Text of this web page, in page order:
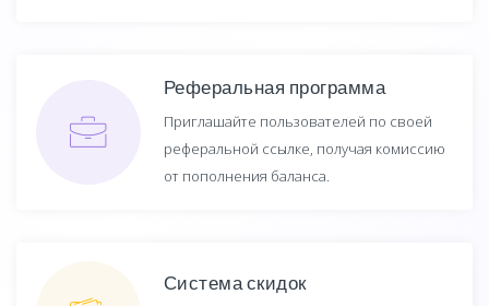
Реферальная программа
Приглашайте пользователей по своей
реферальной ссылке, получая комиссию
от пополнения баланса.
Система скидок